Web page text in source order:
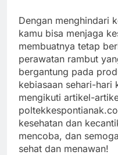
Dengan menghindari
kamu bisa menjaga
membuatnya tetap
perawatan rambut
bergantung pada
kebiasaan sehari-hari
mengikuti artikel-
kesehatan dan
mencoba, dan
sehat dan menawan!